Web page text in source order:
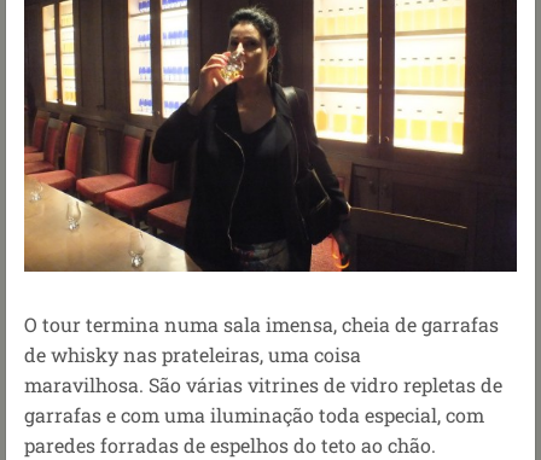
O tour termina numa sala imensa, cheia de garrafas
de whisky nas prateleiras, uma coisa
maravilhosa. São várias vitrines de vidro repletas de
garrafas e com uma iluminação toda especial, com
paredes forradas de espelhos do teto ao chão.